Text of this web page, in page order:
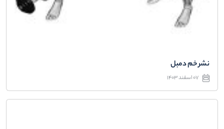
نشر خم دمبل
07 اسفند 1403